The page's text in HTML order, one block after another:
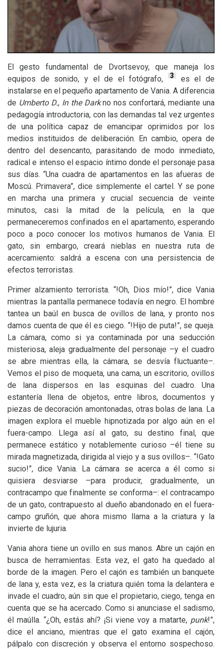
El gesto fundamental de Dvortsevoy, que maneja los
equipos de sonido, y el de el fotógrafo, 3
es el de
instalarse en el pequeño apartamento de Vania. A diferencia
de Umberto D., In the Dark no nos confortará, mediante una
pedagogía introductoria, con las demandas tal vez urgentes
de una política capaz de emancipar oprimidos por los
medios instituidos de deliberación. En cambio, opera de
dentro del desencanto, parasitando de modo inmediato,
radical e intenso el espacio íntimo donde el personaje pasa
sus días. “Una cuadra de apartamentos en las afueras de
Moscú. Primavera”, dice simplemente el cartel. Y se pone
en marcha una primera y crucial secuencia de veinte
minutos, casi la mitad de la película, en la que
permaneceremos confinados en el apartamento, esperando
poco a poco conocer los motivos humanos de Vania. El
gato, sin embargo, creará nieblas en nuestra ruta de
acercamiento: saldrá a escena con una persistencia de
efectos terroristas.
Primer alzamiento terrorista. “!Oh, Dios mío!”, dice Vania
mientras la pantalla permanece todavía en negro. El hombre
tantea un baúl en busca de ovillos de lana, y pronto nos
damos cuenta de que él es ciego. “!Hijo de puta!”, se queja.
La cámara, como si ya contaminada por una seducción
misteriosa, aleja gradualmente del personaje –y el cuadro
se abre mientras ella, la cámara, se desvía fluctuante–.
Vemos el piso de moqueta, una cama, un escritorio, ovillos
de lana dispersos en las esquinas del cuadro. Una
estantería llena de objetos, entre libros, documentos y
piezas de decoración amontonadas, otras bolas de lana. La
imagen explora el mueble hipnotizada por algo aún en el
fuera-campo. Llega así al gato, su destino final, que
permanece estático y notablemente curioso –él tiene su
mirada magnetizada, dirigida al viejo y a sus ovillos–. “!Gato
sucio!”, dice Vania. La cámara se acerca a él como si
quisiera desviarse –para producir, gradualmente, un
contracampo que finalmente se conforma–: el contracampo
de un gato, contrapuesto al dueño abandonado en el fuera-
campo gruñón, que ahora mismo llama a la criatura y la
invierte de lujuria.
Vania ahora tiene un ovillo en sus manos. Abre un cajón en
busca de herramientas. Esta vez, el gato ha quedado al
borde de la imagen. Pero el cajón es también un banquete
de lana y, esta vez, es la criatura quién toma la delantera e
invade el cuadro, aún sin que el propietario, ciego, tenga en
cuenta que se ha acercado. Como si anunciase el sadismo,
él maúlla. “¿Oh, estás ahí? ¡Si viene voy a matarte, punk!”,
dice el anciano, mientras que el gato examina el cajón,
pálpalo con discreción y observa el entorno sospechoso.